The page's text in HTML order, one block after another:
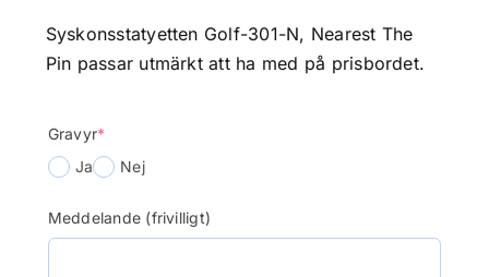
Syskonsstatyetten Golf-301-N, Nearest The
Pin passar utmärkt att ha med på prisbordet.
Gravyr*
Ja
Nej
Meddelande (frivilligt)